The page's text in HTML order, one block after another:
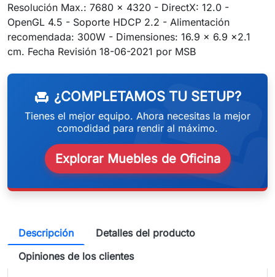
Resolución Max.: 7680 x 4320 - DirectX: 12.0 -
OpenGL 4.5 - Soporte HDCP 2.2 - Alimentación
recomendada: 300W - Dimensiones: 16.9 x 6.9 x2.1
cm. Fecha Revisión 18-06-2021 por MSB
chair ¿COMPLETAMOS TU SETUP?
Tienes el mejor equipo. Ahora necesitas la mejor
comodidad para rendir al máximo.
Explorar Muebles de Oficina
Descripción
Detalles del producto
Opiniones de los clientes